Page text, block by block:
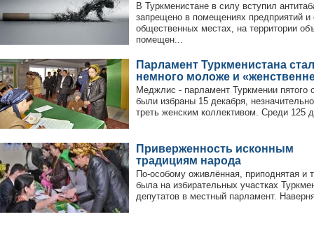
В Туркменистане в силу вступил
запрещено в помещениях предприятий и
общественных местах, на территории
помещен...
Парламент Туркменистана стал
немного моложе и
Меджлис - парламент Туркмении пятого
были избраны 15 декабря,
треть женским коллективом. Среди 125
Приверженность исконным
традициям народа
По-особому оживлённая, приподнятая и
была на избирательных участках
депутатов в местный парламент.